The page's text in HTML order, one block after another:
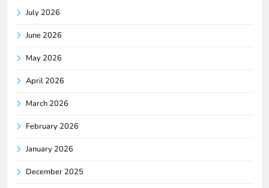
July 2026
June 2026
May 2026
April 2026
March 2026
February 2026
January 2026
December 2025